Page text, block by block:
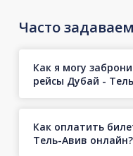
Часто
Как я могу
рейсы Дубай -
Как оплатить
Тель-Авив онлайн?